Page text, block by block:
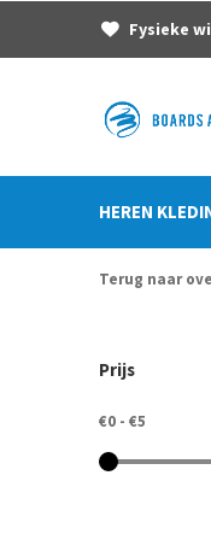
HEREN
Fysieke
Terug naar
Prijs
€0 - €5